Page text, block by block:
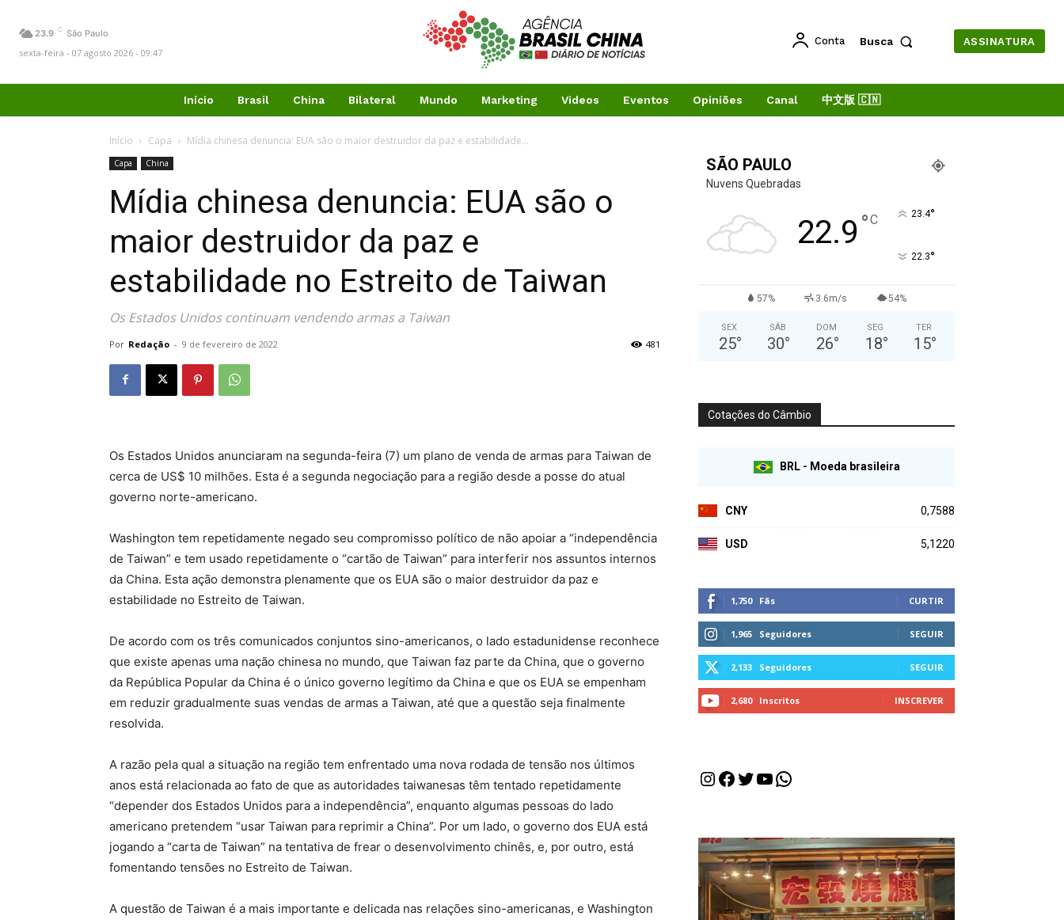
23.9 C São Paulo
sexta-feira - 07 agosto 2026 - 09:47
Conta Busca ASSINATURA
Início Brasil China Bilateral Mundo Marketing Videos Eventos Opiniões Canal 中文版 🇨🇳
Início Capa Mídia chinesa denuncia: EUA são o maior destruidor da paz e estabilidade...
Capa China
Mídia chinesa denuncia: EUA são o
maior destruidor da paz e
estabilidade no Estreito de Taiwan
Os Estados Unidos continuam vendendo armas a Taiwan
Por Redação - 9 de fevereiro de 2022 481
Os Estados Unidos anunciaram na segunda-feira (7) um plano de venda de armas para Taiwan de
cerca de US$ 10 milhões. Esta é a segunda negociação para a região desde a posse do atual
governo norte-americano.
Washington tem repetidamente negado seu compromisso político de não apoiar a “independência
de Taiwan” e tem usado repetidamente o “cartão de Taiwan” para interferir nos assuntos internos
da China. Esta ação demonstra plenamente que os EUA são o maior destruidor da paz e
estabilidade no Estreito de Taiwan.
De acordo com os três comunicados conjuntos sino-americanos, o lado estadunidense reconhece
que existe apenas uma nação chinesa no mundo, que Taiwan faz parte da China, que o governo
da República Popular da China é o único governo legítimo da China e que os EUA se empenham
em reduzir gradualmente suas vendas de armas a Taiwan, até que a questão seja finalmente
resolvida.
A razão pela qual a situação na região tem enfrentado uma nova rodada de tensão nos últimos
anos está relacionada ao fato de que as autoridades taiwanesas têm tentado repetidamente
“depender dos Estados Unidos para a independência”, enquanto algumas pessoas do lado
americano pretendem “usar Taiwan para reprimir a China”. Por um lado, o governo dos EUA está
jogando a “carta de Taiwan” na tentativa de frear o desenvolvimento chinês, e, por outro, está
fomentando tensões no Estreito de Taiwan.
A questão de Taiwan é a mais importante e delicada nas relações sino-americanas, e Washington
SÃO PAULO
Nuvens Quebradas
22.9 °C 23.4°
22.3°
57% 3.6m/s 54%
SEX
25°
SÁB
30°
DOM
26°
SEG
18°
TER
15°
Cotações do Câmbio
BRL - Moeda brasileira
CNY 0,7588
USD 5,1220
1,750 Fãs CURTIR
1,965 Seguidores SEGUIR
2,133 Seguidores SEGUIR
2,680 Inscritos INSCREVER
Instagram
Facebook
Twitter
Youtube
WhatsApp